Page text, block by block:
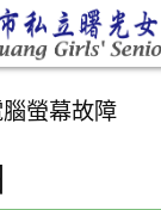
螢幕故障